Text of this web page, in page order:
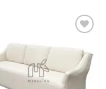
wishlist